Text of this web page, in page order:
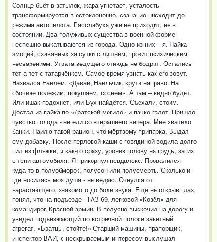
Солнце бьёт в затылок, жара угнетает, усталость
трансформируется в остекленение, сознание нисходит до
режима автопилота. Расслабуха уже не приходит, не в
состоянии. Два полуживых существа в военной форме
неспешно выкатываются из города. Одно из них – я. Пайка
эмоций, схаванных за сутки с лишним, грозит психическим
несварением. Утрата ведущего отнюдь не бодрит. Остались
тет-а-тет с татарчёнком. Самое время узнать как его зовут.
Назвался Наилем. «Давай, Наильчик, крути направо. На
обочине полежим, покушаем, соснём». А там – видно будет.
Или ишак подохнет, или Бух найдётся. Съехали, стоим.
Достал из пайка по «братской могиле» и пачке галет. Пришло
чувство голода - не ели со вчерашнего вечера. Мне хватило
банки. Наилю такой рацион, что мёртвому припарка. Выдал
ему добавку. После перловой каши с говядиной водила долго
пил из фляжки, и как-то сразу, уронив голову на грудь, затих
в тени автомобиля. Я прикорнул невдалеке. Провалился
куда-то в полуобморок, полусон или полусмерть. Сколько и
где носилась моя душа - не ведаю. Очнулся от
нарастающего, знакомого до боли звука. Ещё не открыв глаз,
понял, что на подъезде - ГАЗ-69, легковой «Козёл» для
командиров Красной армии. В полусне выскочил на дорогу и
увидел подъезжающий по встречной полосе заветный
агрегат. «Братцы, стойте!» Старший машины, прапорщик,
инспектор ВАИ, с нескрываемым интересом выслушал